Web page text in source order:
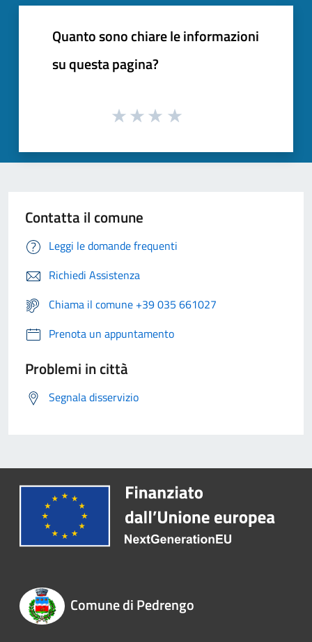
Quanto sono chiare le informazioni
su questa pagina?
Contatta il comune
Leggi le domande frequenti
Richiedi Assistenza
Chiama il comune +39 035 661027
Prenota un appuntamento
Problemi in città
Segnala disservizio
Comune di Pedrengo